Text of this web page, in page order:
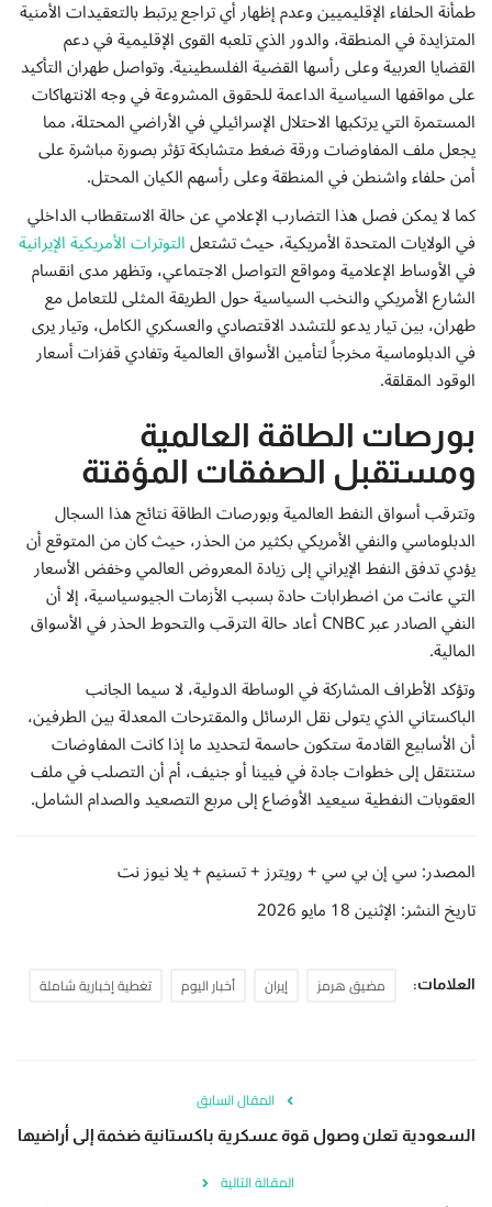
طمأنة الحلفاء الإقليميين وعدم إظهار أي تراجع يرتبط بالتعقيدات الأمنية
المتزايدة في المنطقة، والدور الذي تلعبه القوى الإقليمية في دعم
القضايا العربية وعلى رأسها القضية الفلسطينية. وتواصل طهران التأكيد
على مواقفها السياسية الداعمة للحقوق المشروعة في وجه الانتهاكات
المستمرة التي يرتكبها الاحتلال الإسرائيلي في الأراضي المحتلة، مما
يجعل ملف المفاوضات ورقة ضغط متشابكة تؤثر بصورة مباشرة على
أمن حلفاء واشنطن في المنطقة وعلی رأسهم الكيان المحتل.
كما لا يمكن فصل هذا التضارب الإعلامي عن حالة الاستقطاب الداخلي
في الولايات المتحدة الأمريكية، حيث تشتعلالتوترات الأمريكية الإيرانية
في الأوساط الإعلامية ومواقع التواصل الاجتماعي، وتظهر مدى انقسام
الشارع الأمريكي والنخب السياسية حول الطريقة المثلى للتعامل مع
طهران، بين تيار يدعو للتشدد الاقتصادي والعسكري الكامل، وتيار يرى
في الدبلوماسية مخرجاً لتأمين الأسواق العالمية وتفادي قفزات أسعار
الوقود المقلقة.
بورصات الطاقة العالمية
ومستقبل الصفقات المؤقتة
وتترقب أسواق النفط العالمية وبورصات الطاقة نتائج هذا السجال
الدبلوماسي والنفي الأمريكي بكثير من الحذر، حيث كان من المتوقع أن
يؤدي تدفق النفط الإيراني إلى زيادة المعروض العالمي وخفض الأسعار
التي عانت من اضطرابات حادة بسبب الأزمات الجيوسياسية، إلا أن
النفي الصادر عبر CNBC أعاد حالة الترقب والتحوط الحذر في الأسواق
المالية.
وتؤكد الأطراف المشاركة في الوساطة الدولية، لا سيما الجانب
الباكستاني الذي يتولى نقل الرسائل والمقترحات المعدلة بين الطرفين،
أن الأسابيع القادمة ستكون حاسمة لتحديد ما إذا كانت المفاوضات
ستنتقل إلى خطوات جادة في فيينا أو جنيف، أم أن التصلب في ملف
العقوبات النفطية سيعيد الأوضاع إلى مربع التصعيد والصدام الشامل.
المصدر: سي إن بي سي + رويترز + تسنيم + يلا نيوز نت
تاريخ النشر: الإثنين 18 مايو 2026
العلامات: مضيق هرمز إيران أخبار اليوم تغطية إخبارية شاملة
المقال السابق
السعودية تعلن وصول قوة عسكرية باكستانية ضخمة إلى أراضيها
المقالة التالية